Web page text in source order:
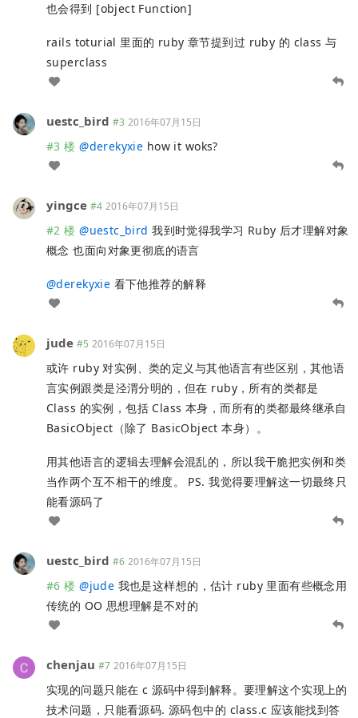
也会得到 [object Function]
rails toturial 里面的 ruby 章节提到过 ruby 的 class 与
superclass
uestc_bird #3 2016年07月15日
#3 楼 @derekyxie how it woks?
yingce #4 2016年07月15日
#2 楼 @uestc_bird 我到时觉得我学习 Ruby 后才理解对象
概念 也面向对象更彻底的语言
@derekyxie 看下他推荐的解释
jude #5 2016年07月15日
或许 ruby 对实例、类的定义与其他语言有些区别，其他语
言实例跟类是泾渭分明的，但在 ruby，所有的类都是
Class 的实例，包括 Class 本身，而所有的类都最终继承自
BasicObject（除了 BasicObject 本身）。
用其他语言的逻辑去理解会混乱的，所以我干脆把实例和类
当作两个互不相干的维度。 PS. 我觉得要理解这一切最终只
能看源码了
uestc_bird #6 2016年07月15日
#6 楼 @jude 我也是这样想的，估计 ruby 里面有些概念用
传统的 OO 思想理解是不对的
chenjau #7 2016年07月15日
实现的问题只能在 c 源码中得到解释。要理解这个实现上的
技术问题，只能看源码. 源码包中的 class.c 应该能找到答